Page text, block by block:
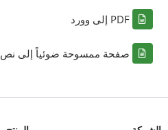
PDF إلى وورد
صفحة ممسوحة ضوئياً إلى نص